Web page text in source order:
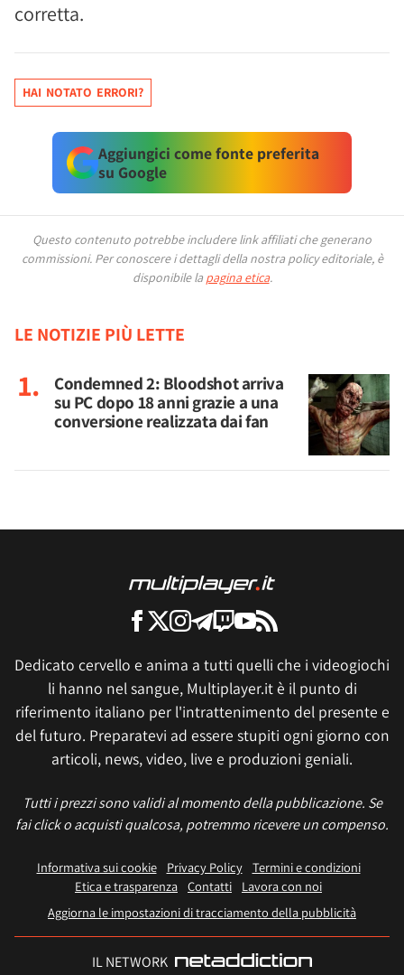
corretta.
HAI NOTATO ERRORI?
Aggiungici come fonte preferita
su Google
Questo contenuto potrebbe includere link affiliati che generano
commissioni. Per conoscere i dettagli della nostra policy editoriale, è
disponibile la pagina etica.
LE NOTIZIE PIÙ LETTE
Condemned 2: Bloodshot arriva
su PC dopo 18 anni grazie a una
conversione realizzata dai fan
Dedicato cervello e anima a tutti quelli che i videogiochi
li hanno nel sangue, Multiplayer.it è il punto di
riferimento italiano per l'intrattenimento del presente e
del futuro. Preparatevi ad essere stupiti ogni giorno con
articoli, news, video, live e produzioni geniali.
Tutti i prezzi sono validi al momento della pubblicazione. Se
fai click o acquisti qualcosa, potremmo ricevere un compenso.
Informativa sui cookie Privacy Policy
Termini e condizioni
Etica e trasparenza Contatti
Lavora con noi
Aggiorna le impostazioni di tracciamento della pubblicità
IL NETWORK